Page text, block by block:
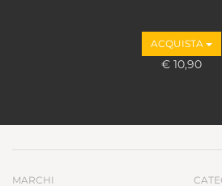
ACQUISTA
€ 10,90
MARCHI